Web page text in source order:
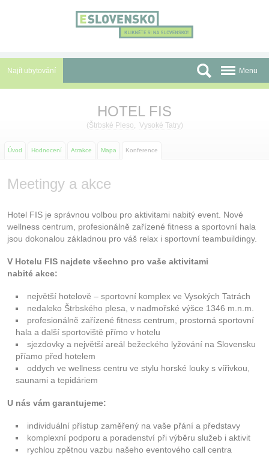
Najít ubytování
Autobusové zájezdy
Atrakce
Kontakt
Menu
HOTEL FIS
(Štrbské Pleso, Vysoké Tatry)
Úvod Hodnocení Atrakce Mapa Konference
Meetingy a akce
Hotel FIS je správnou volbou pro aktivitami nabitý event. Nové
wellness centrum, profesionálně zařízené fitness a sportovní hala
jsou dokonalou základnou pro váš relax i sportovní teambuildingy.
V Hotelu FIS najdete všechno pro vaše aktivitami
nabité akce:
největší hotelově – sportovní komplex ve Vysokých Tatrách
nedaleko Štrbského plesa, v nadmořské výšce 1346 m.n.m.
profesionálně zařízené fitness centrum, prostorná sportovní
hala a další sportoviště přímo v hotelu
sjezdovky a největší areál bežeckého lyžování na Slovensku
příamo před hotelem
oddych ve wellness centru ve stylu horské louky s vířivkou,
saunami a tepidáriem
U nás vám garantujeme:
individuální přístup zaměřený na vaše přání a představy
komplexní podporu a poradenství při výběru služeb i aktivit
rychlou zpětnou vazbu našeho eventového call centra